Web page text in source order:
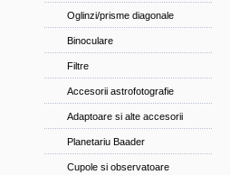
Oglinzi/prisme diagonale
Binoculare
Filtre
Accesorii astrofotografie
Adaptoare si alte accesorii
Planetariu Baader
Cupole si observatoare